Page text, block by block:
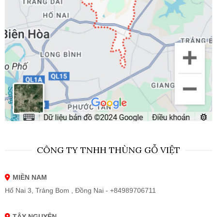
CÔNG TY TNHH THÙNG GỖ VIỆT
MIỀN NAM
Hố Nai 3, Trảng Bom , Đồng Nai - +84989706711